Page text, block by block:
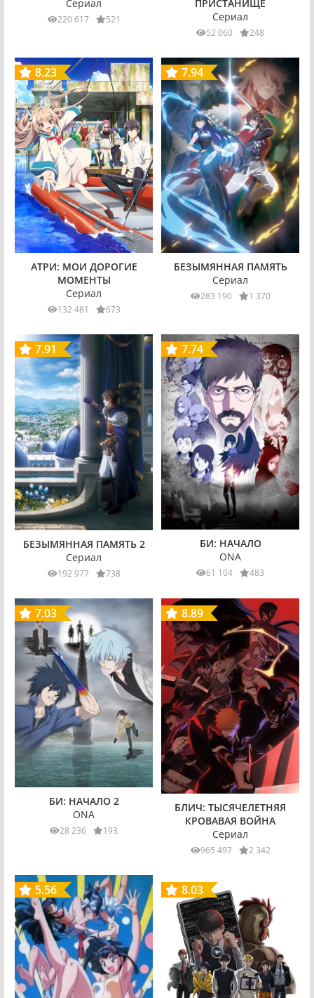
Сериал
220 617 521
ПРИСТАНИЩЕ
Сериал
52 060 248
8.23
АТРИ: МОИ ДОРОГИЕ
МОМЕНТЫ
Сериал
132 481 673
7.94
БЕЗЫМЯННАЯ ПАМЯТЬ
Сериал
283 190 1 370
7.91
БЕЗЫМЯННАЯ ПАМЯТЬ 2
Сериал
192 977 738
7.74
БИ: НАЧАЛО
ONA
61 104 483
7.03
БИ: НАЧАЛО 2
ONA
28 236 193
8.89
БЛИЧ: ТЫСЯЧЕЛЕТНЯЯ
КРОВАВАЯ ВОЙНА
Сериал
965 497 2 342
5.56 8.03